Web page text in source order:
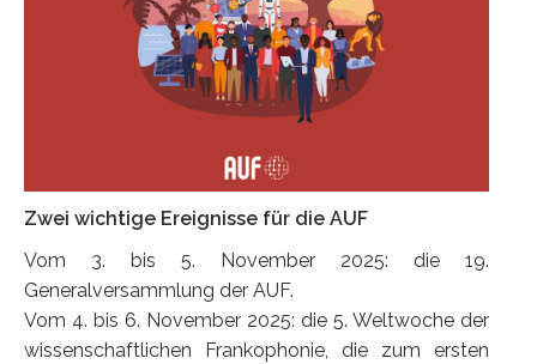
Zwei wichtige Ereignisse für die AUF
Vom 3. bis 5. November 2025: die 19.
Generalversammlung der AUF.
Vom 4. bis 6. November 2025: die 5. Weltwoche der
wissenschaftlichen Frankophonie, die zum ersten